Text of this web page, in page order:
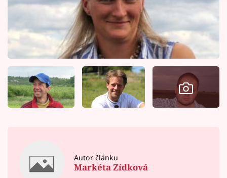
Autor článku
Markéta Zídková